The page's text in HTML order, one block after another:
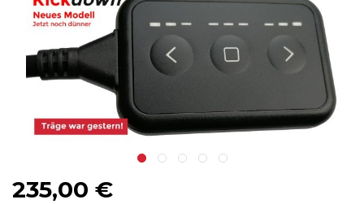
235,00 €